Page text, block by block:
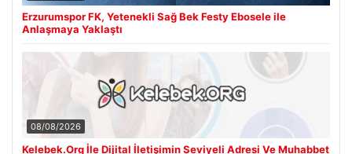
Erzurumspor FK, Yetenekli Sağ Bek Festy Ebosele ile
Anlaşmaya Yaklaştı
08/08/2026
Kelebek.Org İle Dijital İletişimin Seviyeli Adresi Ve Muhabbet